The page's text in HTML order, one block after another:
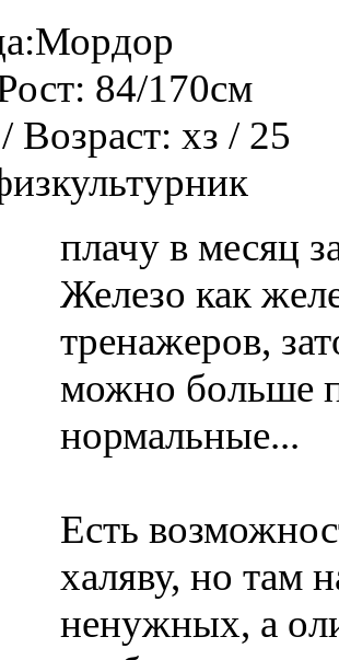
Мордор
84/170см
Возраст: хз / 25
плачу в месяц
Железо как
тренажеров,
можно больше
нормальные...
Есть
халяву, но там
ненужных, а